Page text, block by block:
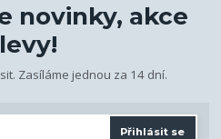
novinky, akce
Zasíláme jednou za 14 dní.
Přihlásit se